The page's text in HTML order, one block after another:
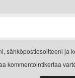
sähköpostiosoitteeni ja
kommentointikertaa